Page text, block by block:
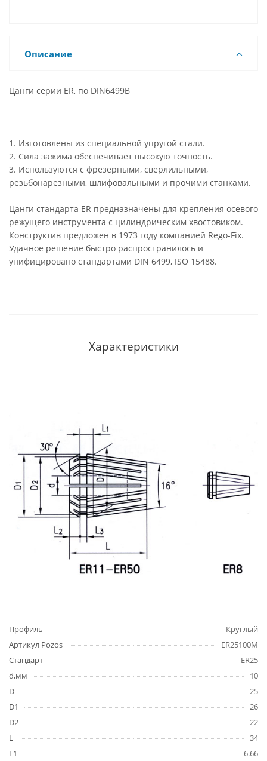
Описание
Цанги серии ER, по DIN6499B
1. Изготовлены из специальной упругой стали.
2. Сила зажима обеспечивает высокую точность.
3. Используются с фрезерными, сверлильными,
резьбонарезными, шлифовальными и прочими станками.
Цанги стандарта ER предназначены для крепления осевого
режущего инструмента с цилиндрическим хвостовиком.
Конструктив предложен в 1973 году компанией Rego-Fix.
Удачное решение быстро распространилось и
унифицировано стандартами DIN 6499, ISO 15488.
Характеристики
Профиль
Круглый
Артикул Pozos
ER25100M
Стандарт
ER25
d,мм
10
D
25
D1
26
D2
22
L
34
L1
6.66